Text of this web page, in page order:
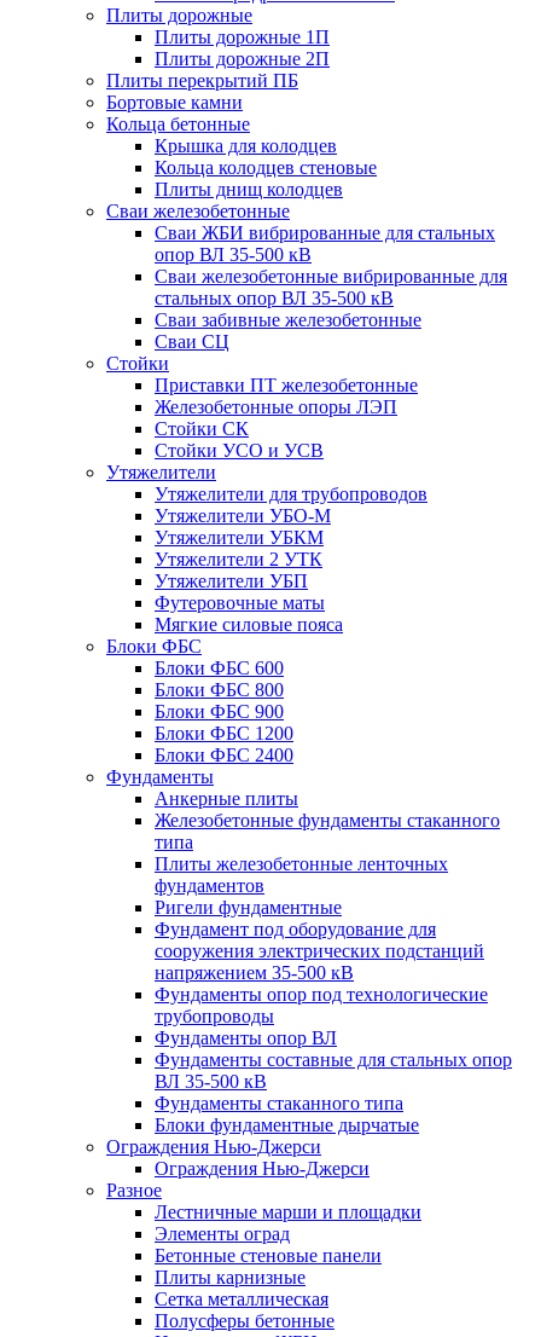
Плиты дорожные
Плиты дорожные 1П
Плиты дорожные 2П
Плиты перекрытий ПБ
Бортовые камни
Кольца бетонные
Крышка для колодцев
Кольца колодцев стеновые
Плиты днищ колодцев
Сваи железобетонные
Сваи ЖБИ вибрированные для стальных
опор ВЛ 35-500 кВ
Сваи железобетонные вибрированные для
стальных опор ВЛ 35-500 кВ
Сваи забивные железобетонные
Сваи СЦ
Стойки
Приставки ПТ железобетонные
Железобетонные опоры ЛЭП
Стойки СК
Стойки УСО и УСВ
Утяжелители
Утяжелители для трубопроводов
Утяжелители УБО-М
Утяжелители УБКМ
Утяжелители 2 УТК
Утяжелители УБП
Футеровочные маты
Мягкие силовые пояса
Блоки ФБС
Блоки ФБС 600
Блоки ФБС 800
Блоки ФБС 900
Блоки ФБС 1200
Блоки ФБС 2400
Фундаменты
Анкерные плиты
Железобетонные фундаменты стаканного
типа
Плиты железобетонные ленточных
фундаментов
Ригели фундаментные
Фундамент под оборудование для
сооружения электрических подстанций
напряжением 35-500 кВ
Фундаменты опор под технологические
трубопроводы
Фундаменты опор ВЛ
Фундаменты составные для стальных опор
ВЛ 35-500 кВ
Фундаменты стаканного типа
Блоки фундаментные дырчатые
Ограждения Нью-Джерси
Ограждения Нью-Джерси
Разное
Лестничные марши и площадки
Элементы оград
Бетонные стеновые панели
Плиты карнизные
Сетка металлическая
Полусферы бетонные